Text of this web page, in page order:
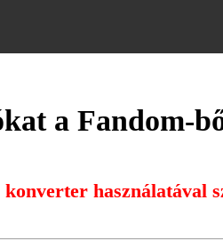
a Fandom-
használatával